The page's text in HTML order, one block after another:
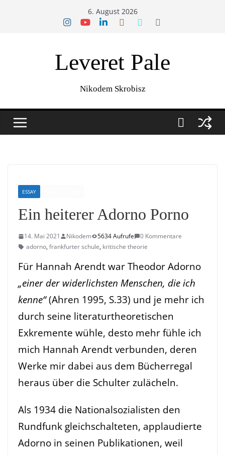
6. August 2026
Leveret Pale
Nikodem Skrobisz
ESSAY
Ein heiterer Adorno Porno
14. Mai 2021 Nikodem 5634 Aufrufe
0 Kommentare
adorno,frankfurter schule, kritische theorie
Für Hannah Arendt war Theodor Adorno
„einer der widerlichsten Menschen, die ich
kenne“(Ahren 1995, S.33) und je mehr ich
durch seine literaturtheoretischen
Exkremente wühle, desto mehr fühle ich
mich Hannah Arendt verbunden, deren
Werke mir dabei aus dem Bücherregal
heraus über die Schulter zulächeln.
Als 1934 die Nationalsozialisten den
Rundfunk gleichschalteten, applaudierte
Adorno in seinen Publikationen, weil